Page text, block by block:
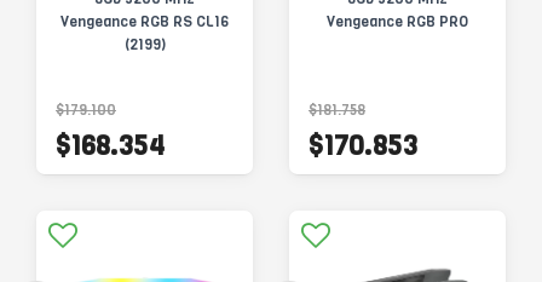
Vengeance RGB RS CL16
(2199)
$179.100
$168.354
Vengeance RGB PRO
$181.758
$170.853